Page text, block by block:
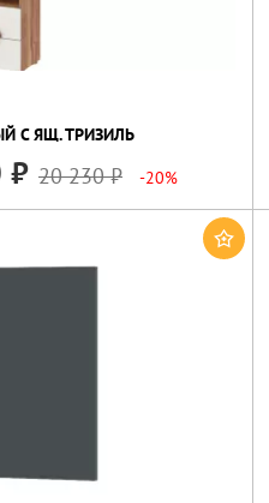
С ЯЩ. ТРИЗИЛЬ
20 230 -20%